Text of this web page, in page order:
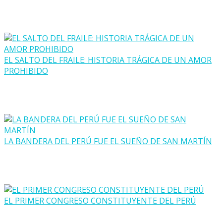
EL SALTO DEL FRAILE: HISTORIA TRÁGICA DE UN AMOR
PROHIBIDO
LA BANDERA DEL PERÚ FUE EL SUEÑO DE SAN MARTÍN
EL PRIMER CONGRESO CONSTITUYENTE DEL PERÚ